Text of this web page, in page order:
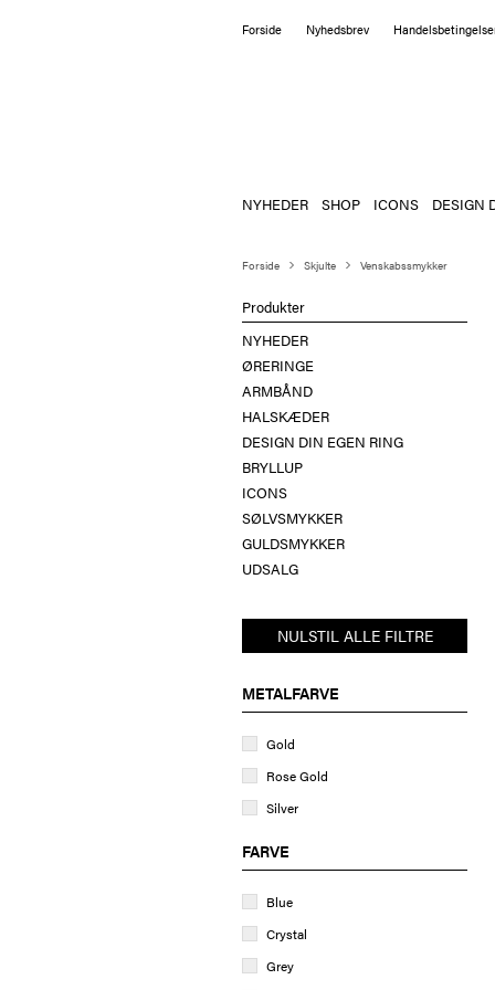
Forside Nyhedsbrev
NYHEDER SHOP ICONS DESIGN
Forside Skjulte Venskabssmykker
Produkter
NYHEDER
ØRERINGE
ARMBÅND
HALSKÆDER
DESIGN DIN EGEN RING
BRYLLUP
ICONS
SØLVSMYKKER
GULDSMYKKER
UDSALG
NULSTIL ALLE FILTRE
METALFARVE
Gold
Rose Gold
Silver
FARVE
Blue
Crystal
Grey